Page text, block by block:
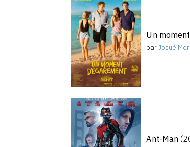
Un
parJosué
Ant-Man